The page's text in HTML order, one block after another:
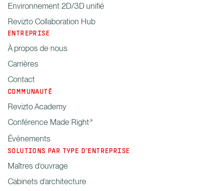
Environnement 2D/3D unifié
Revizto Collaboration Hub
ENTREPRISE
À propos de nous
Carrières
Contact
COMMUNAUTÉ
Revizto Academy
Conférence Made Right
Événements
SOLUTIONS PAR TYPE D’ENTREPRISE
Maîtres d’ouvrage
Cabinets d’architecture